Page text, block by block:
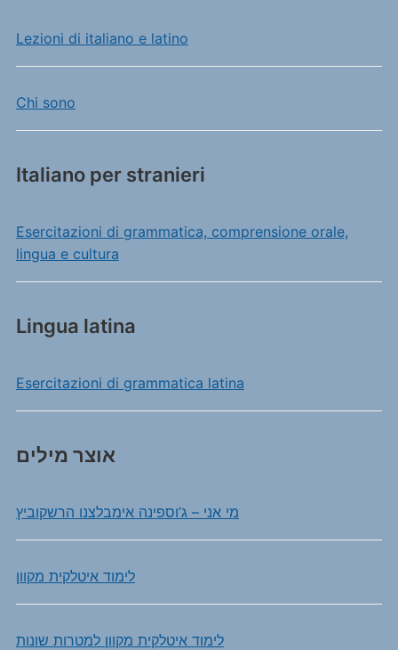
Lezioni di italiano e latino
Chi sono
Italiano per stranieri
Esercitazioni di grammatica, comprensione orale,
lingua e cultura
Lingua latina
Esercitazioni di grammatica latina
אוצר מילים
מי אני – ג’וספינה אימבלצנו הרשקוביץ
לימוד איטלקית מקוון
לימוד איטלקית מקוון למטרות שונות